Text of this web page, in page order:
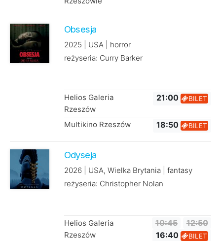
Obsesja
2025 | USA | horror
reżyseria: Curry Barker
Helios Galeria
Rzeszów
21:00 BILET
Multikino Rzeszów 18:50 BILET
Odyseja
2026 | USA, Wielka Brytania | fantasy
reżyseria: Christopher Nolan
Helios Galeria
Rzeszów
10:45
12:50
16:40
BILET